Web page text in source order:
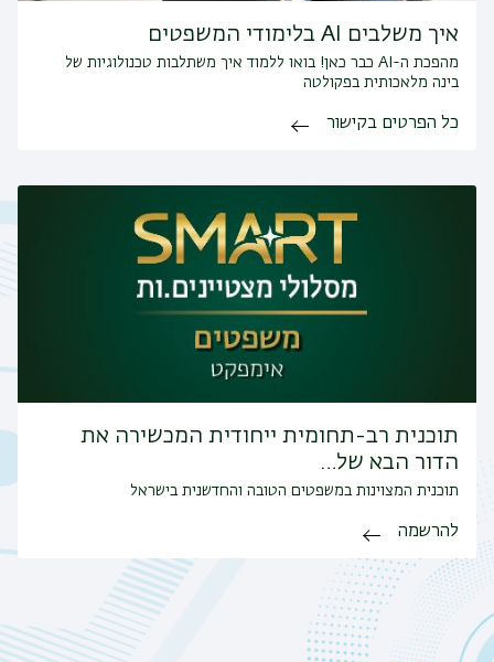
איך משלבים AI בלימודי המשפטים
מהפכת ה-AI כבר כאן! בואו ללמוד איך משתלבות טכנולוגיות של
בינה מלאכותית בפקולטה
כל הפרטים בקישור
תוכנית רב-תחומית ייחודית המכשירה את
הדור הבא של…
תוכנית המצוינות במשפטים הטובה והחדשנית בישראל
להרשמה